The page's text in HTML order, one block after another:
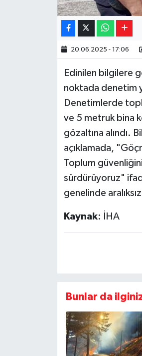
20.06.2025 - 17:06
Edinilen bilgilere
noktada denetim
Denetimlerde
ve 5 metruk bina
gözaltına alındı.
açıklamada,
Toplum
sürdürüyoruz"
genelinde
Kaynak: İHA
Bunlar da